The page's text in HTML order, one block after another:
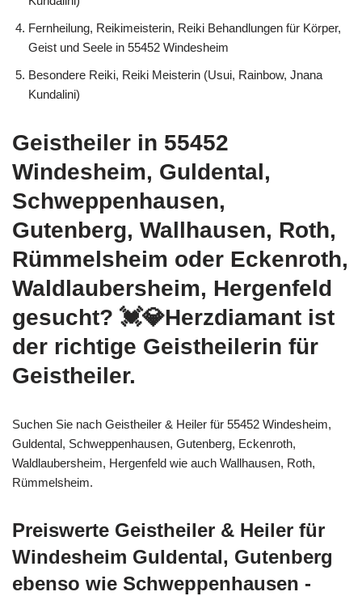
Fernheilung, Reikimeisterin, Reiki Behandlungen für Körper,
Geist und Seele in 55452 Windesheim
Besondere Reiki, Reiki Meisterin (Usui, Rainbow, Jnana
Kundalini)
Geistheiler in 55452
Windesheim, Guldental,
Schweppenhausen,
Gutenberg, Wallhausen, Roth,
Rümmelsheim oder Eckenroth,
Waldlaubersheim, Hergenfeld
gesucht? 💓️💎Herzdiamant ist
der richtige Geistheilerin für
Geistheiler.
Suchen Sie nach Geistheiler & Heiler für 55452 Windesheim,
Guldental, Schweppenhausen, Gutenberg, Eckenroth,
Waldlaubersheim, Hergenfeld wie auch Wallhausen, Roth,
Rümmelsheim.
Preiswerte Geistheiler & Heiler für
Windesheim Guldental, Gutenberg
ebenso wie Schweppenhausen -